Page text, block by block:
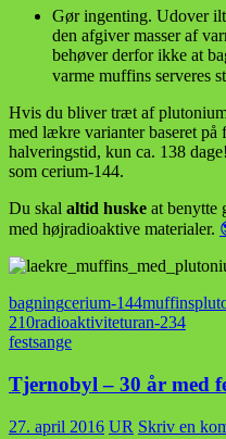
Gør ingenting. Udover
den afgiver masser af
behøver derfor ikke at
varme muffins serveres
Hvis du bliver træt af
med lækre varianter baseret
halveringstid, kun ca. 138
som cerium-144.
Du skal altid huske at benytte
med højradioaktive materialer.
bagningcerium-144muffins
210radioaktiviteturan-234
festsange
Tjernobyl – 30 år med
27. april 2016 UR Skriv en